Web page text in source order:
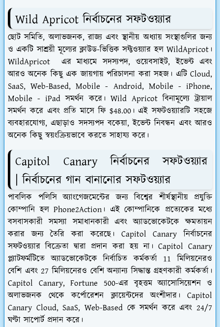
Wild Apricot নির্বাচনের সফটওয়্যার
ছোট সমিতি, অলাভজনক, রাজ্য এবং স্থানীয় অধ্যায় সংস্থাগুলির জন্য
ও একটি সাশ্রয়ী মূল্যের ক্লাউড-ভিত্তিক সফ্টওয়্যার হল WildApricot।
WildApricot এর মাধ্যমে সদস্যপদ, ওয়েবসাইট, ইভেন্ট এবং
আরও অনেক কিছু এক জায়গায় পরিচালনা করা সহজ। এটি Cloud,
SaaS, Web-Based, Mobile - Android, Mobile - iPhone,
Mobile - iPad সমর্থন করে। Wild Apricot বিনামূল্যে ট্রায়াল
সমর্থন করে এবং প্রতি মাসে ফি $48.00। এই সফটওয়্যারটি সহজে
ব্যবহারযোগ্য, এছাড়াও সদস্যপদ বকেয়া, ইভেন্ট নিবন্ধন এবং আরও
অনেক কিছু স্বয়ংক্রিয়ভাবে করতে সাহায্য করে।
Capitol Canary নির্বাচনের সফটওয়্যার
| নির্বাচনের গান বানানোর সফটওয়্যার
পাবলিক পলিসি অ্যাংগেজমেন্টের জন্য বিশ্বের শীর্ষস্থানীয় প্রযুক্তি
কোম্পানি হল Phone2Action। এই কোম্পানিকে প্রত্যেকের মধ্যে
বসবাসকারী সমস্যা সমাধানকারী এবং অ্যাডভোকেটকে ক্ষমতায়ন
করার জন্য তৈরি করা করেছে। Capitol Canary নির্বাচনের
সফটওয়্যার বিক্রেতা দ্বারা প্রদান করা হয় না। Capitol Canary
প্ল্যাটফর্মটিতে অ্যাডভোকেটকে নির্বাচিত কর্মকর্তা 11 মিলিয়নেরও
বেশি এবং 27 মিলিয়নেরও বেশি অন্যান্য সিদ্ধান্ত গ্রহণকারী কর্মকর্তা।
Capitol Canary, Fortune 500-এর বৃহত্তম অ্যাসোসিয়েশন ও
অলাভজনক থেকে কর্পোরেশন ক্লায়েন্টদের অংশীদার। Capitol
Canary Cloud, SaaS, Web-Based কে সমর্থন করে এবং 24/7
ঘণ্টা সাপোর্ট প্রদান করে।